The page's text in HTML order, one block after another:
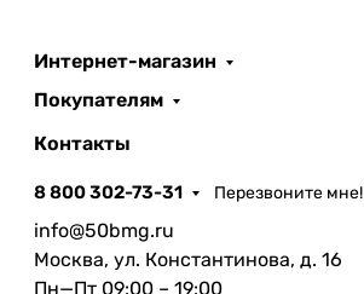
Интернет-магазин
Покупателям
Контакты
8 800 302-73-31 Перезвоните мне!
info@50bmg.ru
Москва, ул. Константинова, д. 16
Пн—Пт 09:00 – 19:00